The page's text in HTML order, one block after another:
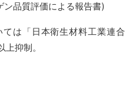
品質評価による報告書)
は「日本衛生材料工業連合
抑制。